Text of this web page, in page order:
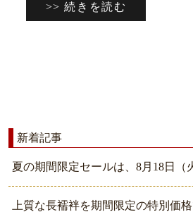
>> 続きを読む
新着記事
夏の期間限定セールは、8月18日（
上質な長襦袢を期間限定の特別価